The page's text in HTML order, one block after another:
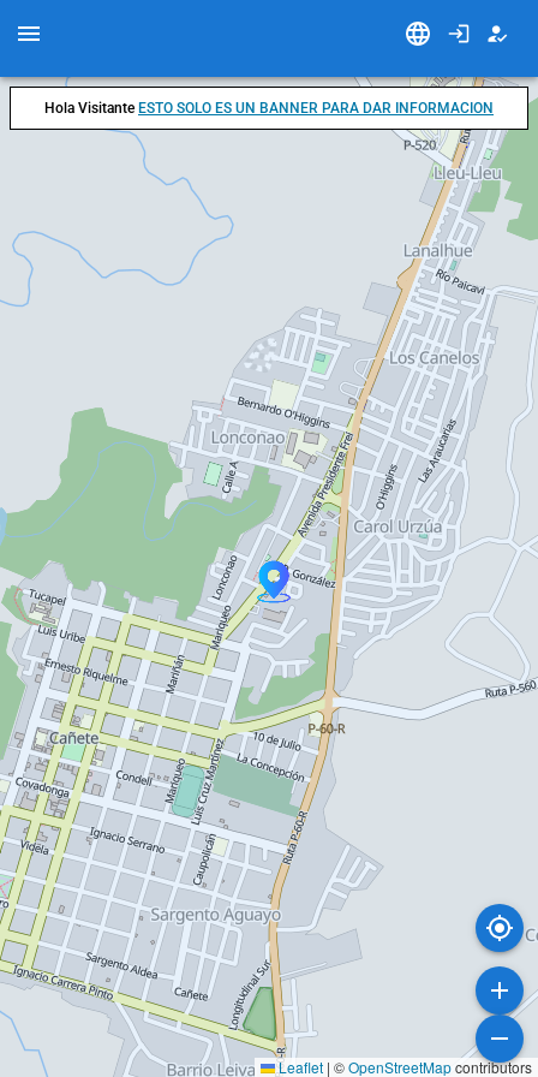
Leaflet | ©OpenStreetMapcontributors
Hola Visitante ESTO SOLO ES UN BANNER PARA DAR INFORMACION